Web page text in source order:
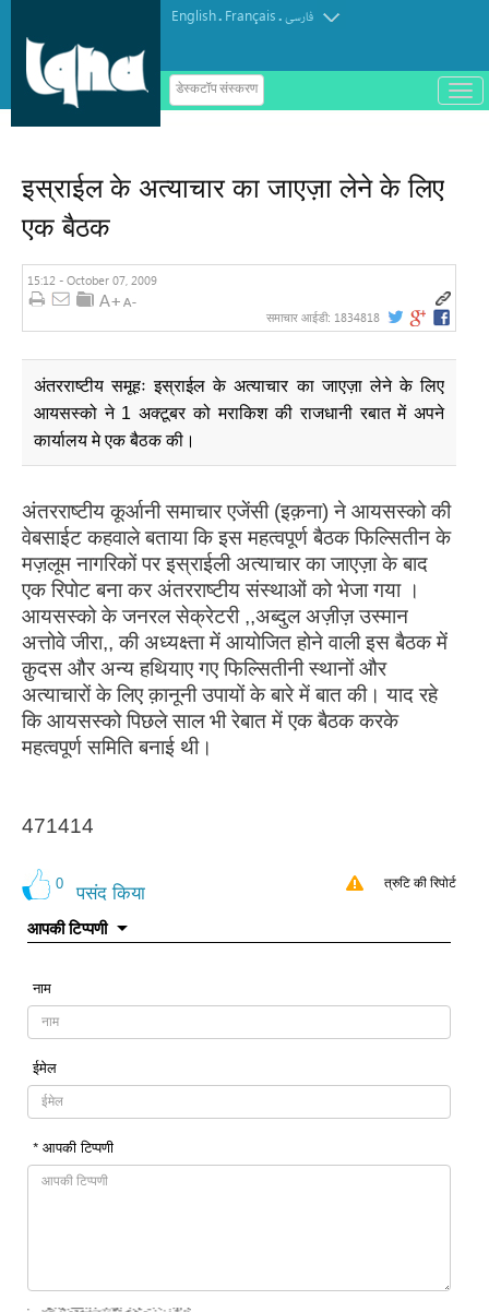
English. Français.فارسی
डेस्कटॉप संस्करण
ب
ا
इस्राईल के अत्याचार का जाएज़ा लेने के लिए
एक बैठक
15:12 - October 07, 2009
समाचार आईडी: 1834818
अंतरराष्टीय समूहः इस्राईल के अत्याचार का जाएज़ा लेने के लिए
आयसस्को ने 1 अक्टूबर को मराकिश की राजधानी रबात में अपने
कार्यालय मे एक बैठक की।
अंतरराष्टीय कूर्आनी समाचार एजेंसी (इक़ना) ने आयसस्को की
वेबसाईट कहवाले बताया कि इस महत्वपूर्ण बैठक फिल्सितीन के
मज़लूम नागरिकों पर इस्राईली अत्याचार का जाएज़ा के बाद
एक रिपोट बना कर अंतरराष्टीय संस्थाओं को भेजा गया ।
आयसस्को के जनरल सेक्रेटरी ,,अब्दुल अज़ीज़ उस्मान
अत्तोवे जीरा,, की अध्यक्ष्ता में आयोजित होने वाली इस बैठक में
क़ुदस और अन्य हथियाए गए फिल्सितीनी स्थानों और
अत्याचारों के लिए क़ानूनी उपायों के बारे में बात की। याद रहे
कि आयसस्को पिछले साल भी रेबात में एक बैठक करके
महत्वपूर्ण समिति बनाई थी।
471414
0 पसंद किया त्रुटि की रिपोर्ट
आपकी टिप्पणी
नाम
ईमेल
* आपकी टिप्पणी